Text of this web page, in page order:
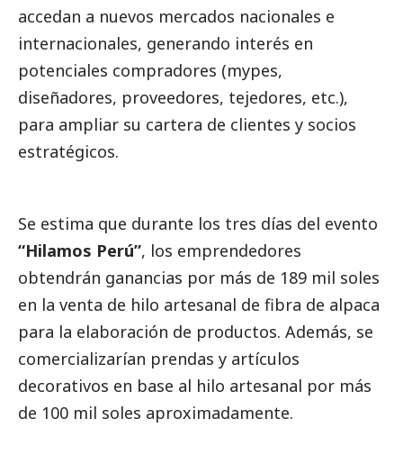
accedan a nuevos mercados nacionales e
internacionales, generando interés en
potenciales compradores (mypes,
diseñadores, proveedores, tejedores, etc.),
para ampliar su cartera de clientes y socios
estratégicos.
Se estima que durante los tres días del evento
“Hilamos Perú”, los emprendedores
obtendrán ganancias por más de 189 mil soles
en la venta de hilo artesanal de fibra de alpaca
para la elaboración de productos. Además, se
comercializarían prendas y artículos
decorativos en base al hilo artesanal por más
de 100 mil soles aproximadamente.